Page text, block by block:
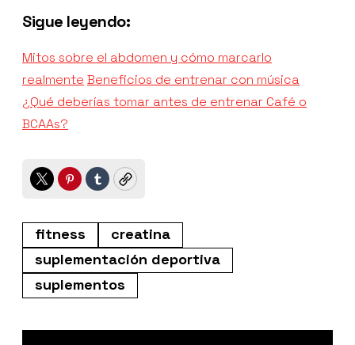
Sigue leyendo:
Mitos sobre el abdomen y cómo marcarlo
realmente Beneficios de entrenar con música
¿Qué deberías tomar antes de entrenar Café o
BCAAs?
TwitterPinterest
TumblrCopy
fitness
creatina
suplementación deportiva
suplementos